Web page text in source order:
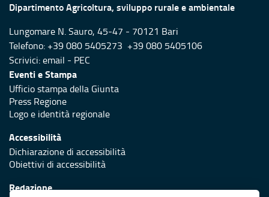
Dipartimento Agricoltura, sviluppo rurale e ambientale
Lungomare N. Sauro, 45-47 - 70121 Bari
Telefono: +39 080 5405273 +39 080 5405106
Scrivici:email - PEC
Eventi e Stampa
Ufficio stampa della Giunta
Press Regione
Logo e identità regionale
Accessibilità
Dichiarazione di accessibilità
Obiettivi di accessibilità
Redazione